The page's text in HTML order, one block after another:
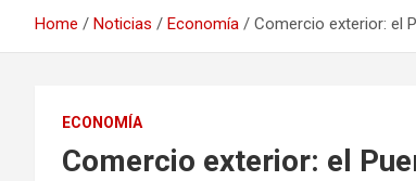
Home Noticias Economía Comercio exterior: el
ECONOMÍA
Comercio exterior: el